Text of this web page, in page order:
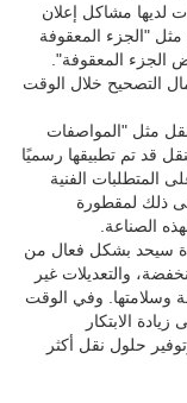
لديها مشاكل إعلان
"الجزء المعقوفة
الجزء المعقوفة".
التصحيح خلال الوقت
مثل "المواصفات
قد تم تطبيقها رسميًا
على المتطلبات الفنية
ذلك لمقطورة
سيحد بشكل فعال من
والتعديلات غير
وسلامتها. وفي الوقت
الابتكار
حلول نقل أكثر